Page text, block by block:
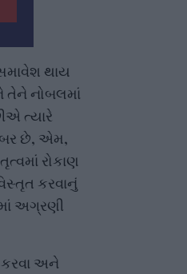
થાય
તેને નોબલમાં
ત્યારે
છે, એમ,
રોકાણ
કરવાનું
અગ્રણી
અને